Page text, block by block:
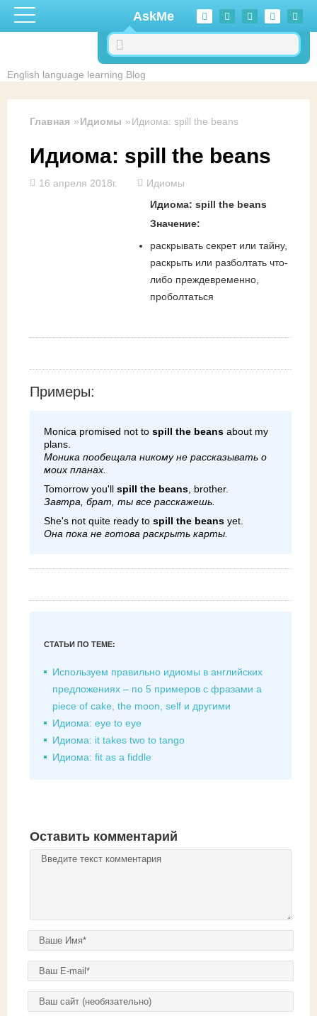
Перейти к основному содержанию
AskMe
English language learning Blog
Главная Идиомы Идиома: spill the beans
Идиома: spill the beans
16 апреля 2018г.
Идиомы
Идиома: spill the beans
Значение:
раскрывать секрет или тайну,
раскрыть или разболтать что-
либо преждевременно,
проболтаться
Примеры:
Monica promised not to spill the beans about my
plans.
Моника пообещала никому не рассказывать о
моих планах.
Tomorrow you'll spill the beans, brother.
Завтра, брат, ты все расскажешь.
She's not quite ready to spill the beans yet.
Она пока не готова раскрыть карты.
СТАТЬИ ПО ТЕМЕ:
Используем правильно идиомы в английских
предложениях – по 5 примеров с фразами a
piece of cake, the moon, self и другими
Идиома: eye to eye
Идиома: it takes two to tango
Идиома: fit as a fiddle
Оставить комментарий
Комментарий*
Ваше имя*
E-mail *
Домашняя страница